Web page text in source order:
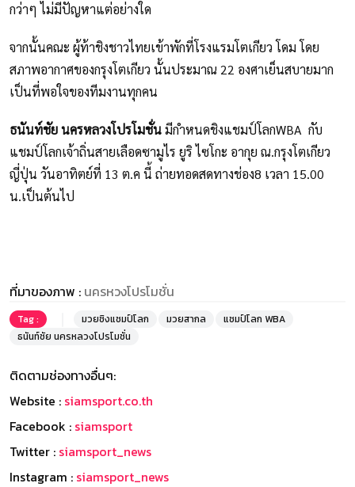
กว่าๆ ไม่มีปัญหาแต่อย่างใด
จากนั้นคณะ ผู้ท้าชิงชาวไทยเข้าพักที่โรงแรมโตเกียว โดม โดย
สภาพอากาศของกรุงโตเกียว นั้นประมาณ 22 องศาเย็นสบายมาก
เป็นที่พอใจของทีมงานทุกคน
ธนันท์ชัย นครหลวงโปรโมชั่นมีกำหนดชิงแชมป์โลกWBA กับ
แชมป์โลกเจ้าถิ่นสายเลือดซามูไร ยูริ ไซโกะ อากุย ณ.กรุงโตเกียว
ญี่ปุ่น วันอาทิตย์ที่ 13 ต.ค นี้ ถ่ายทอดสดทางช่อง8 เวลา 15.00
น.เป็นต้นไป
ที่มาของภาพ : นครหวงโปรโมชั่น
Tag : มวยชิงแชมป์โลก มวยสากล
แชมป์โลก WBA
ธนันท์ชัย นครหลวงโปรโมชั่น
ติดตามช่องทางอื่นๆ:
Website : siamsport.co.th
Facebook : siamsport
Twitter : siamsport_news
Instagram : siamsport_news